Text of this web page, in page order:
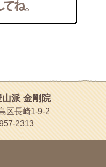
しく気持ちよい鍼灸治療で
よ
派 金剛院
区長崎1-9-2
2313